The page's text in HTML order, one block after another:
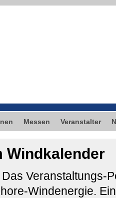
Messen Veranstalter
Windkalender
Veranstaltungs-
Windenergie.